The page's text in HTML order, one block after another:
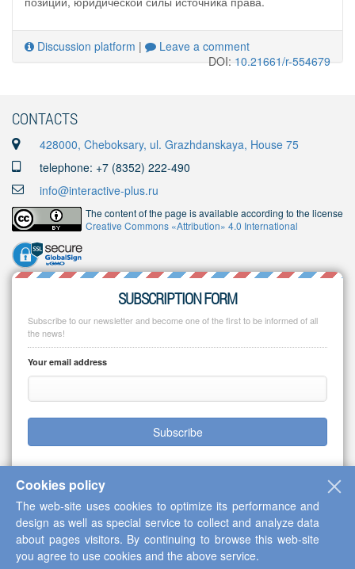
Discussion platform |
Leave a comment
DOI:10.21661/r-554679
CONTACTS
428000, Cheboksary, ul. Grazhdanskaya, House 75
telephone: +7 (8352) 222-490
info@interactive-plus.ru
The content of the page is available according to the license
Creative Commons «Attribution» 4.0 International
SUBSCRIPTION FORM
Subscribe to our newsletter and become one of the first to be informed of all
the news!
Your email address
Subscribe
Copyright © 2013-2026 Scientific Cooperation Center "Interactive Plus"
Cookies policy
The web-site uses cookies to optimize its performance and
design as well as special service to collect and analyze data
about pages visitors. By continuing to browse this web-site
you agree to use cookies and the above service.